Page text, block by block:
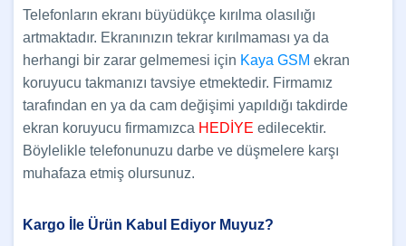
Telefonların ekranı büyüdükçe kırılma olasılığı
artmaktadır. Ekranınızın tekrar kırılmaması ya da
herhangi bir zarar gelmemesi için Kaya GSM ekran
koruyucu takmanızı tavsiye etmektedir. Firmamız
tarafından en ya da cam değişimi yapıldığı takdirde
ekran koruyucu firmamızca HEDİYE edilecektir.
Böylelikle telefonunuzu darbe ve düşmelere karşı
muhafaza etmiş olursunuz.
Kargo İle Ürün Kabul Ediyor Muyuz?